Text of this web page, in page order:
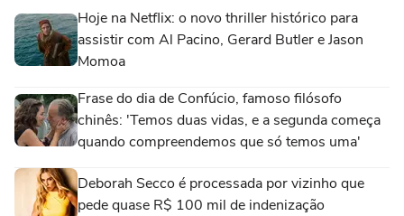
Hoje na Netflix: o novo thriller histórico para
assistir com Al Pacino, Gerard Butler e Jason
Momoa
Frase do dia de Confúcio, famoso filósofo
chinês: 'Temos duas vidas, e a segunda começa
quando compreendemos que só temos uma'
Deborah Secco é processada por vizinho que
pede quase R$ 100 mil de indenização